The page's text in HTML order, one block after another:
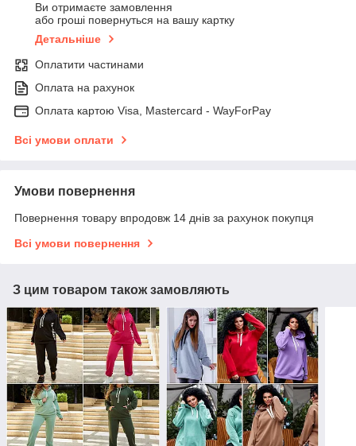
Ви отримаєте замовлення
або гроші повернуться на вашу картку
Детальніше
Оплатити частинами
Оплата на рахунок
Оплата картою Visa, Mastercard - WayForPay
Всі умови оплати
Умови повернення
Повернення товару впродовж 14 днів за рахунок покупця
Всі умови повернення
З цим товаром також замовляють